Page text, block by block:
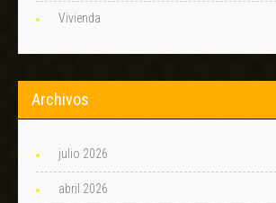
Vivienda
Archivos
julio 2026
abril 2026